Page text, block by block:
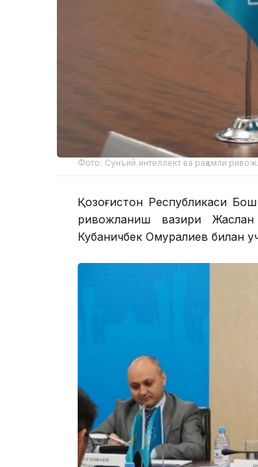
Фото: Сунъий интеллект ва рақамли
Қозоғистон Республикаси
ривожланиш вазири
Кубаничбек Омуралиев билан